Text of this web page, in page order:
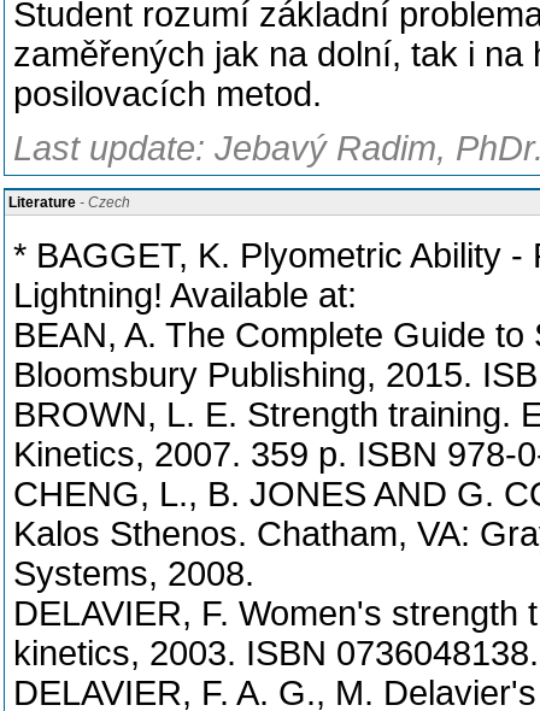
Student rozumí základní
zaměřených jak na dolní, tak i
posilovacích metod.
Last update: Jebavý Radim,
Literature - Czech
* BAGGET, K. Plyometric Ability
Lightning! Available at:
BEAN, A. The Complete Guide
Bloomsbury Publishing, 2015.
BROWN, L. E. Strength training.
Kinetics, 2007. 359 p. ISBN 978-
CHENG, L., B. JONES AND G.
Kalos Sthenos. Chatham, VA:
Systems, 2008.
DELAVIER, F. Women's
kinetics, 2003. ISBN 0736048138.
DELAVIER, F. A. G., M.